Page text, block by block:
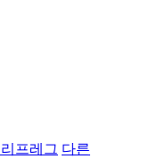
프레그 다른